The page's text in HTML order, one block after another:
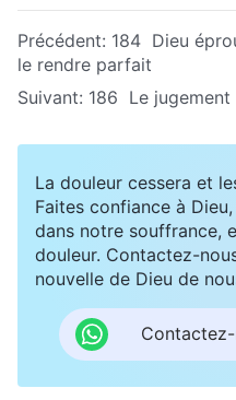
Précédent: 184 Dieu
le rendre parfait
Suivant: 186 Le
La douleur cessera et
Faites confiance à
dans notre souffrance,
douleur. Contactez-
nouvelle de Dieu de